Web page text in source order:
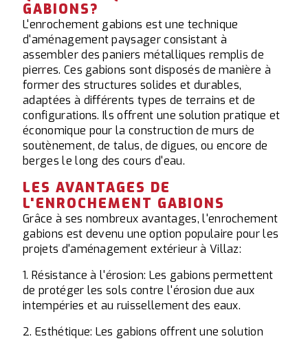
GABIONS?
L'enrochement gabions est une technique
d'aménagement paysager consistant à
assembler des paniers métalliques remplis de
pierres. Ces gabions sont disposés de manière à
former des structures solides et durables,
adaptées à différents types de terrains et de
configurations. Ils offrent une solution pratique et
économique pour la construction de murs de
soutènement, de talus, de digues, ou encore de
berges le long des cours d'eau.
LES AVANTAGES DE
L'ENROCHEMENT GABIONS
Grâce à ses nombreux avantages, l'enrochement
gabions est devenu une option populaire pour les
projets d'aménagement extérieur à Villaz:
1. Résistance à l'érosion: Les gabions permettent
de protéger les sols contre l'érosion due aux
intempéries et au ruissellement des eaux.
2. Esthétique: Les gabions offrent une solution